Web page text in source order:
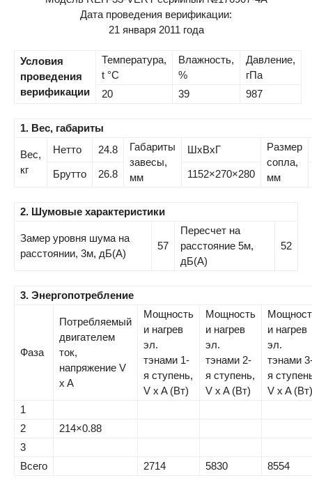
Дата проведения верификации:
21 января 2011 года
Условия
проведения
верификации
Температура,
t °C
Влажность,
%
Давление,
гПа
20
39 987
1. Вес, габариты
Вес,
кг
Нетто 24.8
Габариты
завесы,
мм
ШхВхГ
Размер
сопла,
мм
Брутто 26.8 1152×270×280
2. Шумовые характеристики
Замер уровня шума на
расстоянии, 3м, дБ(А)
57
Пересчет на
расстояние 5м,
дБ(А)
52
3. Энергопотребление
Фаза
Потребляемый
двигателем
ток,
напряжение V
x A
Мощность
и нагрев
эл.
тэнами 1-
я ступень,
V x A (Вт)
Мощность
и нагрев
эл.
тэнами 2-
я ступень,
V x A (Вт)
и нагрев
эл.
тэнами
я
V x A (Вт)
1
2
214×0.88
3
Всего
2714 5830 8554